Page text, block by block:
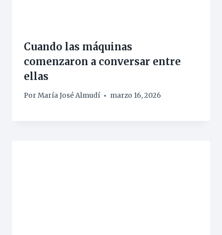
Cuando las máquinas
comenzaron a conversar entre
ellas
Por María José Almudí marzo 16, 2026